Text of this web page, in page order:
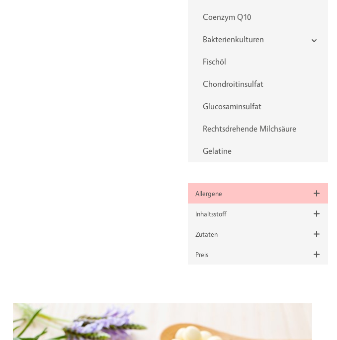
Coenzym Q10
Bakterienkulturen
Fischöl
Chondroitinsulfat
Glucosaminsulfat
Rechtsdrehende Milchsäure
Gelatine
Allergene
Inhaltsstoff
Zutaten
Preis